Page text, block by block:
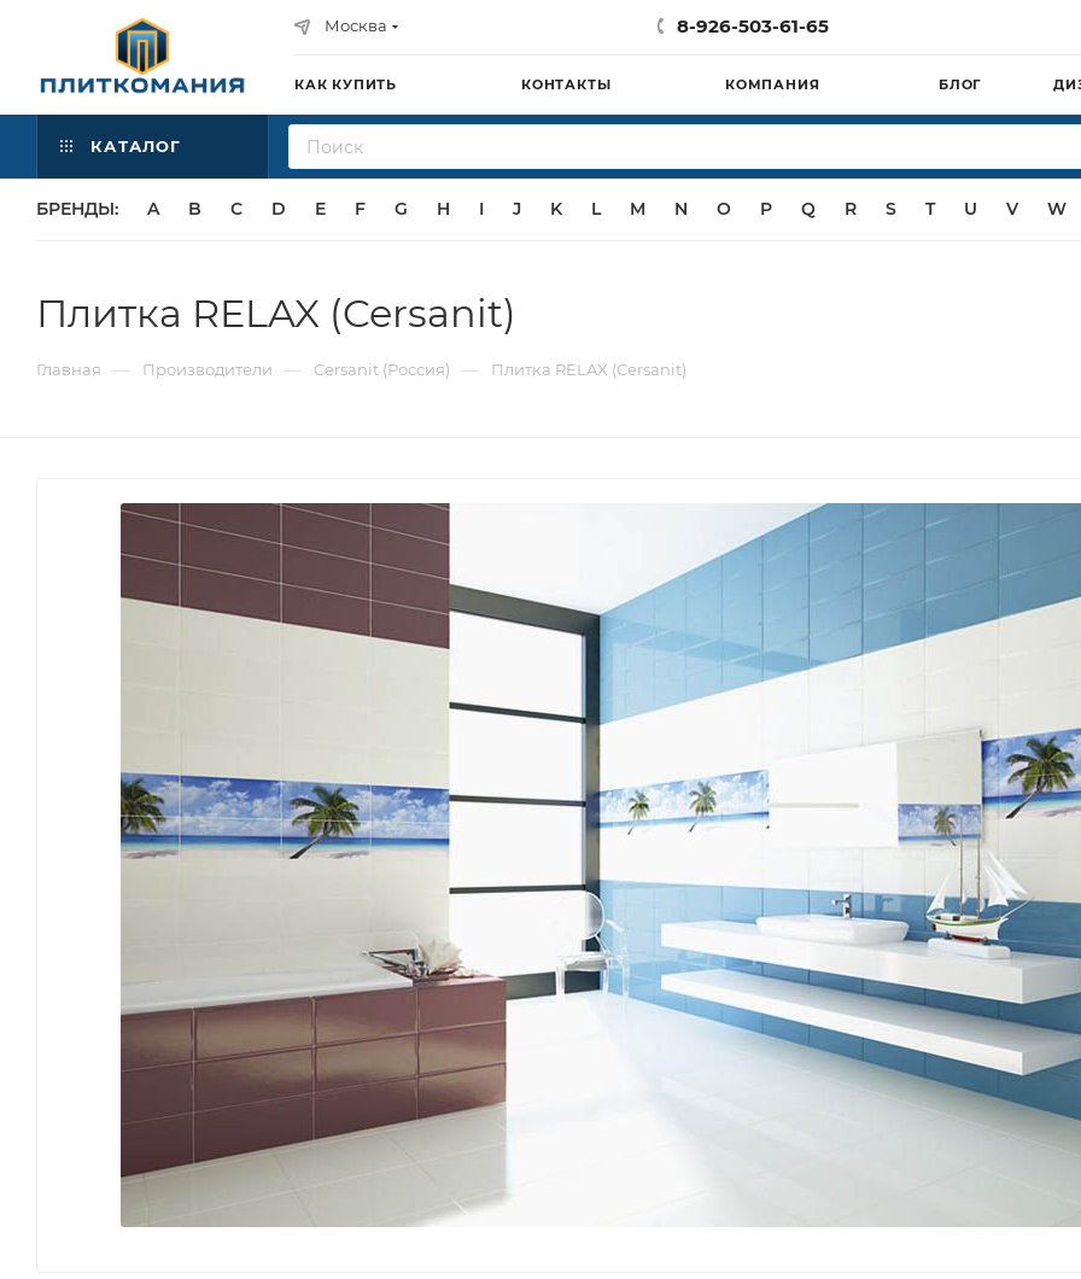
Москва 8-926-503-61-65
КАК КУПИТЬ КОНТАКТЫ КОМПАНИЯ БЛОГ
КАТАЛОГ
БРЕНДЫ: A B C D E F G H I J K L M N O P Q R S T U V W
Плитка RELAX (Cersanit)
Главная — Производители — Cersanit (Россия) — Плитка RELAX (Cersanit)